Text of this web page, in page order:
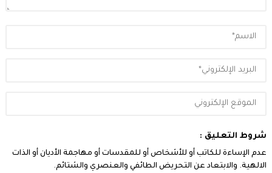
شروط التعليق :
عدم الإساءة للكاتب أو للأشخاص أو للمقدسات أو مهاجمة الأديان أو الذات
الالهية. والابتعاد عن التحريض الطائفي والعنصري والشتائم.